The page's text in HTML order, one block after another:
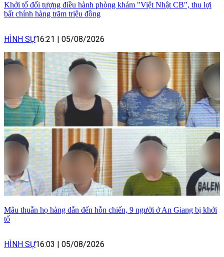
Khởi tố đối tượng điều hành phòng khám "Việt Nhật CB", thu lợi
bất chính hàng trăm triệu đồng
HÌNH SỰ16:21 | 05/08/2026
Mâu thuẫn họ hàng dẫn đến hỗn chiến, 9 người ở An Giang bị khởi
tố
HÌNH SỰ16:03 | 05/08/2026